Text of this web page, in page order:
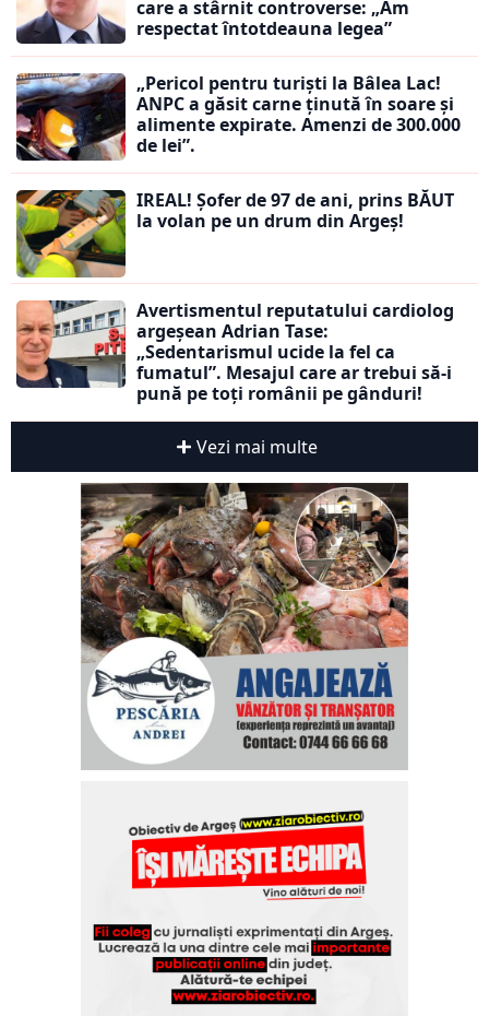
care a stârnit controverse: „Am
respectat întotdeauna legea”
„Pericol pentru turiști la Bâlea Lac!
ANPC a găsit carne ținută în soare și
alimente expirate. Amenzi de 300.000
de lei”.
IREAL! Șofer de 97 de ani, prins BĂUT
la volan pe un drum din Argeș!
Avertismentul reputatului cardiolog
argeșean Adrian Tase:
„Sedentarismul ucide la fel ca
fumatul”. Mesajul care ar trebui să-i
pună pe toți românii pe gânduri!
Vezi mai multe